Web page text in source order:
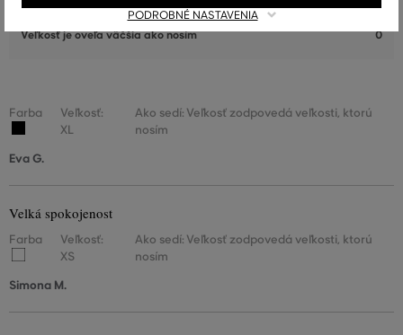
Veľkosť je oveľa väčšia ako nosím 0
Farba
Veľkosť:
XL
Ako sedí: Veľkosť zodpovedá veľkosti, ktorú
nosím
Eva G.
Velká spokojenost
Farba
Veľkosť:
XS
Ako sedí: Veľkosť zodpovedá veľkosti, ktorú
nosím
Simona M.
PODROBNÉ NASTAVENIA